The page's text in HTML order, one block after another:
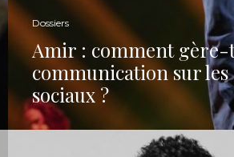
Dossiers
Amir : comment
communication sur les
sociaux ?